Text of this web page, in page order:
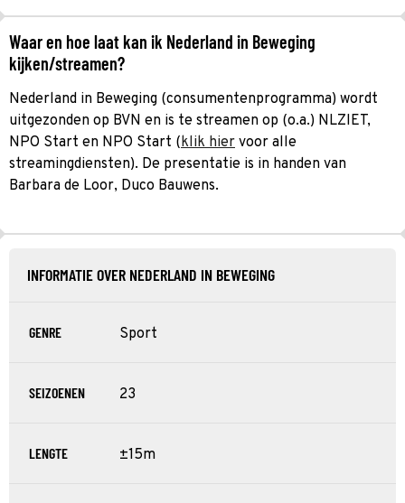
Waar en hoe laat kan ik Nederland in Beweging
kijken/streamen?
Nederland in Beweging (consumentenprogramma) wordt
uitgezonden op BVN en is te streamen op (o.a.) NLZIET,
NPO Start en NPO Start (klik hier voor alle
streamingdiensten). De presentatie is in handen van
Barbara de Loor, Duco Bauwens.
INFORMATIE OVER NEDERLAND IN BEWEGING
GENRE Sport
SEIZOENEN 23
LENGTE ±15m